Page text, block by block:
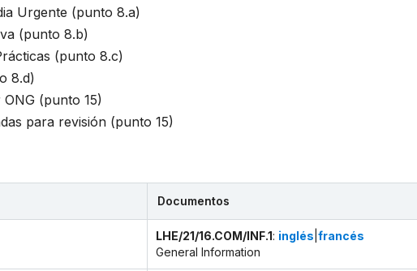
Urgente (punto 8.a)
(punto 8.b)
(punto 8.c)
8.d)
(punto 15)
para revisión (punto 15)
Documentos
LHE/21/16.COM/INF.1: inglés francés
General Information